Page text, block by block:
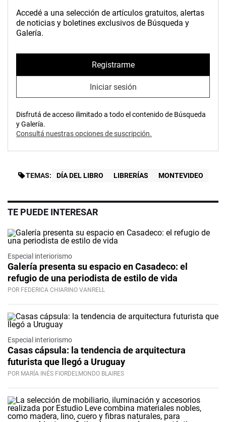
Accedé a una selección de artículos gratuitos, alertas
de noticias y boletines exclusivos de Búsqueda y
Galería.
Registrarme
Iniciar sesión
Disfrutá de acceso ilimitado a todo el contenido de Búsqueda
y Galería.
Consultá nuestras opciones de suscripción.
TEMAS: DÍA DEL LIBRO LIBRERÍAS MONTEVIDEO
TE PUEDE INTERESAR
Especial interiorismo
Galería presenta su espacio en Casadeco: el
refugio de una periodista de estilo de vida
POR FEDERICA CHIARINO VANRELL
Especial interiorismo
Casas cápsula: la tendencia de arquitectura
futurista que llegó a Uruguay
POR MARÍA INÉS FIORDELMONDO BLAIRES